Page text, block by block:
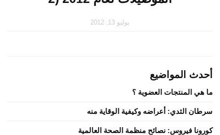
يوليو 13, 2012
أحدث المواضيع
ما هي المنتجات العضوية ؟
سرطان الثدي: أعراضه وكيفية الوقاية منه
كورونا فيروس: نصائح منظمة الصحة العالمية